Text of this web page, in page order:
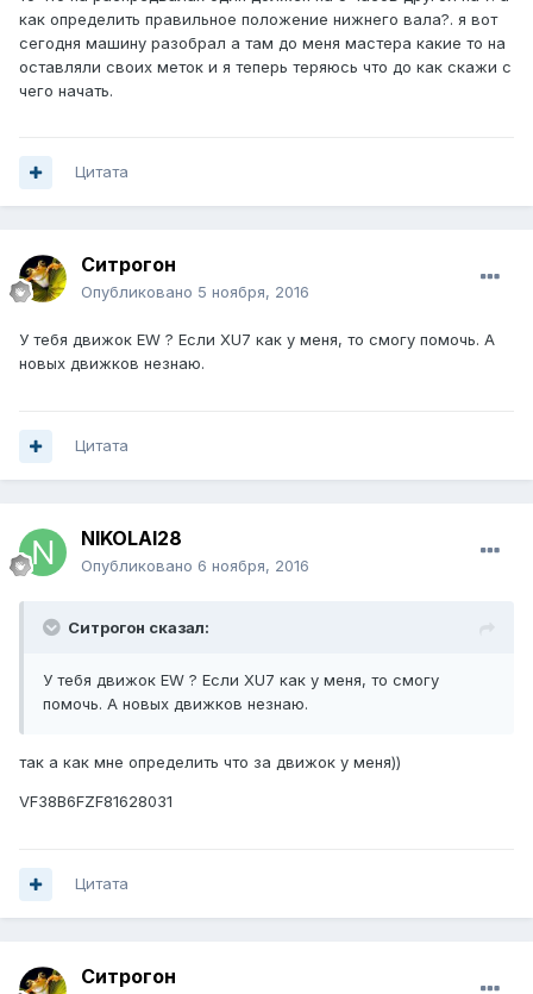
как определить правильное положение нижнего вала?. я вот
сегодня машину разобрал а там до меня мастера какие то на
оставляли своих меток и я теперь теряюсь что до как скажи с
чего начать.
Цитата
Ситрогон
Опубликовано 5 ноября, 2016
У тебя движок EW ? Если XU7 как у меня, то смогу помочь. А
новых движков незнаю.
Цитата
NIKOLAI28
Опубликовано 6 ноября, 2016
Ситрогон сказал:
У тебя движок EW ? Если XU7 как у меня, то смогу
помочь. А новых движков незнаю.
так а как мне определить что за движок у меня))
VF38B6FZF81628031
Цитата
Ситрогон